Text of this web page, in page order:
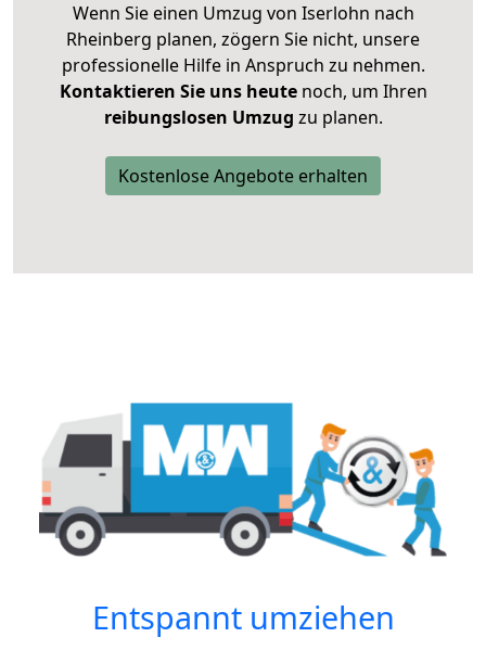
Wenn Sie einen Umzug von Iserlohn nach
Rheinberg planen, zögern Sie nicht, unsere
professionelle Hilfe in Anspruch zu nehmen.
Kontaktieren Sie uns heutenoch, um Ihren
reibungslosen Umzug zu planen.
Kostenlose Angebote erhalten
Entspannt umziehen